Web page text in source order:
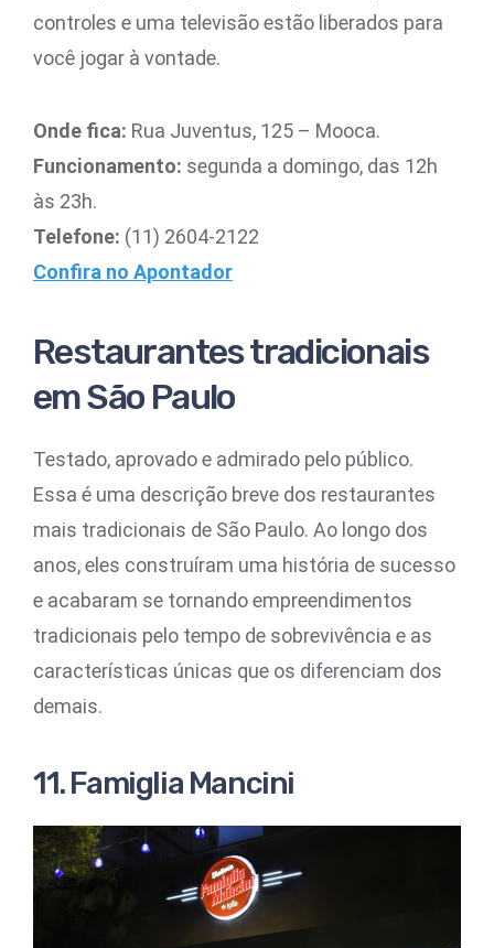
controles e uma televisão estão liberados para
você jogar à vontade.
Onde fica: Rua Juventus, 125 – Mooca.
Funcionamento: segunda a domingo, das 12h
às 23h.
Telefone: (11) 2604-2122
Confira no Apontador
Restaurantes tradicionais
em São Paulo
Testado, aprovado e admirado pelo público.
Essa é uma descrição breve dos restaurantes
mais tradicionais de São Paulo. Ao longo dos
anos, eles construíram uma história de sucesso
e acabaram se tornando empreendimentos
tradicionais pelo tempo de sobrevivência e as
características únicas que os diferenciam dos
demais.
11. Famiglia Mancini